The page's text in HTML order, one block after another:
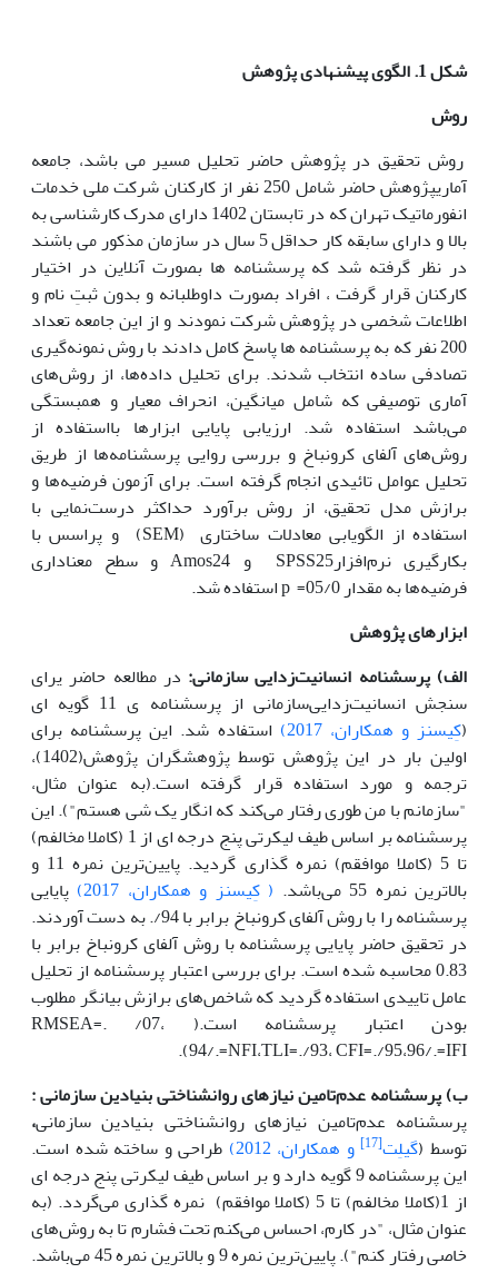
شکل 1 .الگوی پیشنهادی پژوهش
روش
روش تحقیق در پژوهش حاضر تحلیل مسیر می باشد، جامعه
آماریپژوهش حاضر شامل 250 نفر از کارکنان شرکت ملی خدمات
انفورماتیک تهران که در تابستان 1402 دارای مدرک کارشناسی به
بالا و دارای سابقه کار حداقل 5 سال در سازمان مذکور می باشند
در نظر گرفته شد که پرسشنامه ها بصورت آنلاین در اختیار
کارکنان قرار گرفت ، افراد بصورت داوطلبانه و بدون ثبتِ نام و
اطلاعات شخصی در پژوهش شرکت نمودند و از این جامعه تعداد
200 نفر که به پرسشنامه ها پاسخ کامل دادند با روش نمونه‌گیری
تصادفی ساده انتخاب شدند‌. برای تحلیل داده‌ها، از روش‌های
آماری توصیفی که شامل میانگین، انحراف معیار و همبستگی
می‌باشد استفاده شد. ارزیابی پایایی ابزارها بااستفاده از
روش‌های آلفای کرونباخ و بررسی روایی پرسشنامه‌ها از طریق
تحلیل عوامل تائیدی انجام گرفته است. برای آزمون فرضیه‌ها و
برازش مدل تحقیق، از روش برآورد حداکثر درست‌نمایی با
استفاده از الگویابی معادلات ساختاری (SEM) و پراسس با
بکارگیری نرم‌افزارSPSS25 و Amos24 و سطح معناداری
فرضیه‌ها به مقدار 05/0= p استفاده شد.
ابزارهای پژوهش
الف) پرسشنامه انسانیت‌زدایی سازمانی: در مطالعه حاضر یرای
سنجش انسانیت‌زدایی‌سازمانی از پرسشنامه ی 11 گویه ای
(کِیسنز و همکاران، 2017)
استفاده شد. این پرسشنامه برای
اولین بار در این پژوهش توسط پژوهشگران پژوهش(1402)،
ترجمه و مورد استفاده قرار گرفته است‌.(به عنوان مثال،
"سازمانم با من طوری رفتار ‌می‌کند که انگار یک شی هستم")‌. این
پرسشنامه بر اساس طیف لیکرتی پنج درجه ای از 1 (کاملا مخالفم)
تا 5 (کاملا موافقم) نمره گذاری گردید‌. پایین‌ترین نمره 11 و
بالاترین نمره 55 می‌باشد.
( کِیسنز و همکاران، 2017)
پایایی
پرسشنامه را با روش آلفای کرونباخ برابر با 94/. به دست آوردند‌.
در تحقیق حاضر پایایی پرسشنامه با روش آلفای کرونباخ برابر با
0.83 محاسبه شده است‌. برای بررسی اعتبار پرسشنامه از تحلیل
عامل تاییدی استفاده گردید که شاخص‌های برازش بیانگر مطلوب
بودن اعتبار پرسشنامه است‌.( RMSEA=. /07،
94/.=NFI،TLI=./93، CFI=./95،96/.=IFI).
ب) پرسشنامه عدم‌تامین نیاز‌های روانشناختیبنیادین سازمانی:
پرسشنامه عدم‌تامین نیاز‌های روانشناختی بنیادین سازمانی،
توسط (گیلِت[17] و همکاران، 2012)
طراحی و ساخته شده است‌.
این پرسشنامه 9 گویه دارد و بر اساس طیف لیکرتی پنج درجه ای
از 1(کاملا مخالفم) تا 5 (کاملا موافقم) نمره گذاری ‌می‌گردد‌. (به
عنوان مثال، "در کارم، احساس می‌کنم تحت فشارم تا به روش‌های
خاصی رفتار ‌کنم")‌. پایین‌ترین نمره 9 و بالاترین نمره 45 می‌باشد.